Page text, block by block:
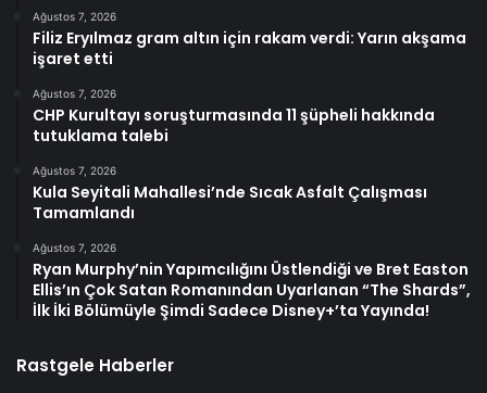
Ağustos 7, 2026
Filiz Eryılmaz gram altın için rakam verdi: Yarın akşama
işaret etti
Ağustos 7, 2026
CHP Kurultayı soruşturmasında 11 şüpheli hakkında
tutuklama talebi
Ağustos 7, 2026
Kula Seyitali Mahallesi’nde Sıcak Asfalt Çalışması
Tamamlandı
Ağustos 7, 2026
Ryan Murphy’nin Yapımcılığını Üstlendiği ve Bret Easton
Ellis’ın Çok Satan Romanından Uyarlanan “The Shards”,
İlk İki Bölümüyle Şimdi Sadece Disney+’ta Yayında!
Rastgele Haberler